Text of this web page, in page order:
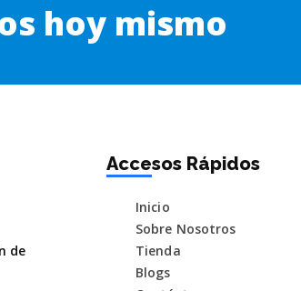
hoy mismo
de
Accesos Rápidos
Inicio
Sobre Nosotros
Tienda
Blogs